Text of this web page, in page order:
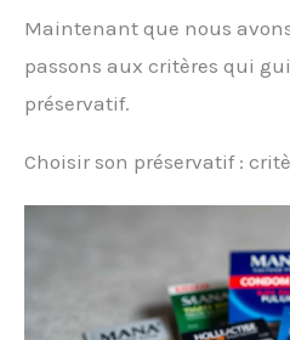
Maintenant que nous
passons aux critères qui
préservatif.
Choisir son préservatif :